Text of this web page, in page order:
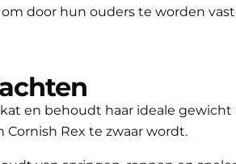
door hun ouders te worden
en behoudt haar ideale
Rex te zwaar wordt.